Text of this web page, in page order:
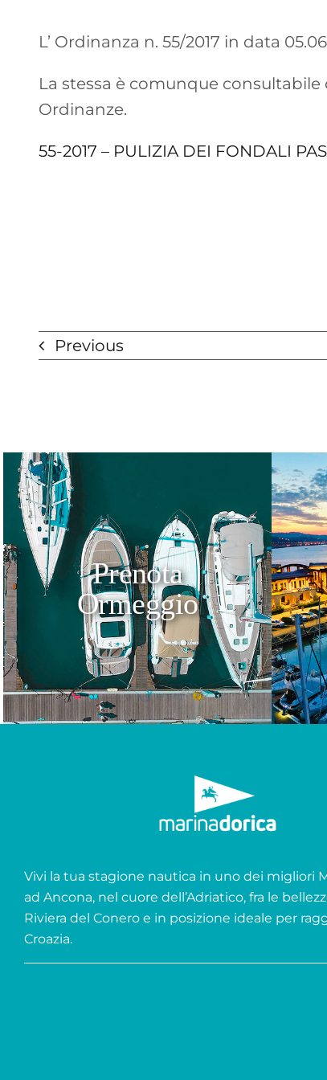
L’ Ordinanza n. 55/2017 in data
La stessa è comunque
Ordinanze.
55-2017 – PULIZIA DEI FONDALI
Previous
Prenota
Ormeggio
Vivi la tua stagione nautica in uno dei migliori
ad Ancona, nel cuore dell’Adriatico, fra le
Riviera del Conero e in posizione ideale per
Croazia.